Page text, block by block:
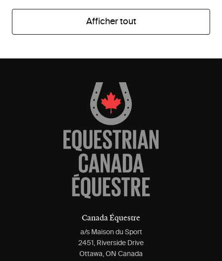
Afficher tout
Canada Équestre
a/s Maison du Sport
2451, Riverside Drive
Ottawa, ON Canada